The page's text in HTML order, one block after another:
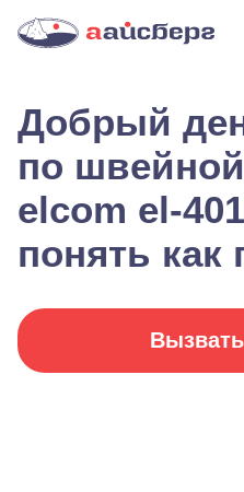
Добрый
по
elcom el-
понять как